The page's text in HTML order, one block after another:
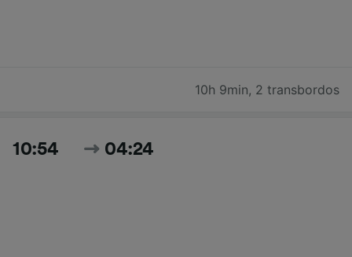
10h 9min, 2 transbordos
10:54 04:24